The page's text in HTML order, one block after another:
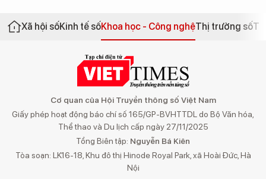
Xã hội sốKinh tế sốKhoa học - Công nghệThị trường số
Cơ quan của Hội Truyền thông số Việt Nam
Giấy phép hoạt động báo chí số 165/GP-BVHTTDL do Bộ Văn hóa,
Thể thao và Du lịch cấp ngày 27/11/2025
Tổng Biên tập: Nguyễn Bá Kiên
Tòa soạn: LK16-18, Khu đô thị Hinode Royal Park, xã Hoài Đức, Hà
Nội